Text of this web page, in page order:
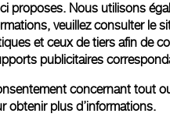
proposes. Nous utilisons
veuillez consulter le
et ceux de tiers afin de
publicitaires
concernant tout
obtenir plus d’informations.